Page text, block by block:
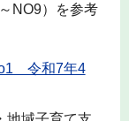
NO9）を参考
令和7年4